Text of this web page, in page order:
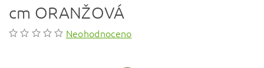
cm ORANŽOVÁ
Neohodnoceno